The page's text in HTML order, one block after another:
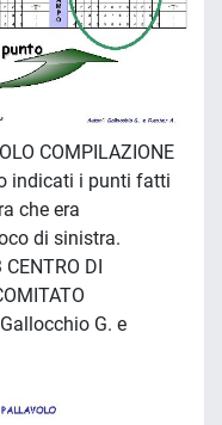
COMPILAZIONE
indicati i punti fatti
che era
di sinistra.
DI
G. e